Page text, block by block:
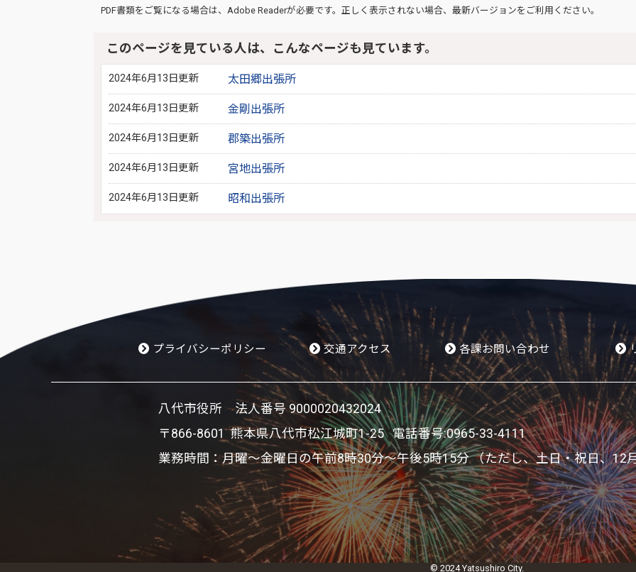
PDF書類をご覧になる場合は、 Adobe Readerが必要です。正しく表示されない場合、最新バージョンをご利用ください。
このページを見ている人は、こんなページも見ています。
2024年6月13日更新 太田郷出張所
2024年6月13日更新 金剛出張所
2024年6月13日更新 郡築出張所
2024年6月13日更新 宮地出張所
2024年6月13日更新 昭和出張所
プライバシーポリシー 交通アクセス 各課お問い合わせ
八代市役所 法人番号 9000020432024
〒866-8601 熊本県八代市松江城町1-25 電話番号:0965-33-4111
業務時間：月曜～金曜日の午前8時30分～午後5時15分 （ただし、土日・祝日、12
© 2024 Yatsushiro City.